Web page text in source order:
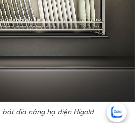
bát đĩa nâng hạ điện Higold